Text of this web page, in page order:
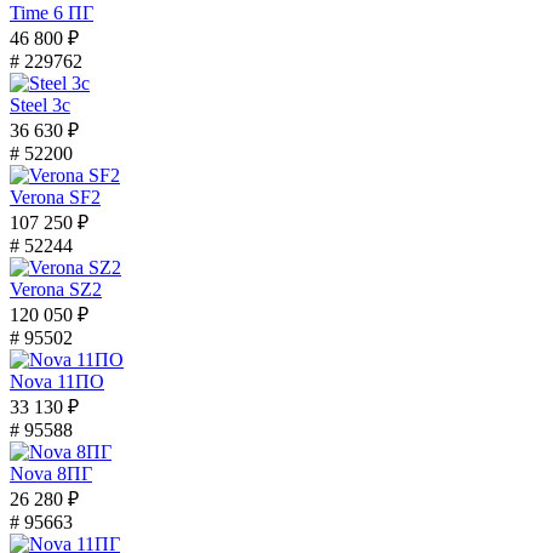
Time 6 ПГ
46 800 ₽
# 229762
Steel 3с
36 630 ₽
# 52200
Verona SF2
107 250 ₽
# 52244
Verona SZ2
120 050 ₽
# 95502
Nova 11ПО
33 130 ₽
# 95588
Nova 8ПГ
26 280 ₽
# 95663